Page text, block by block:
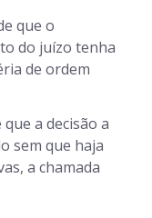
que o
do juízo tenha
de ordem
a decisão a
sem que haja
a chamada